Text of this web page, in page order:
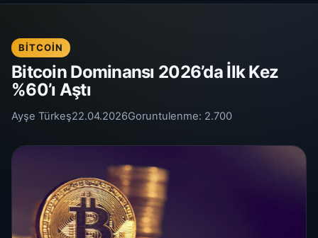
BITCOIN
Bitcoin Dominansı 2026’da İlk Kez
%60’ı Aştı
Ayşe Türkeş22.04.2026Goruntulenme: 2.700